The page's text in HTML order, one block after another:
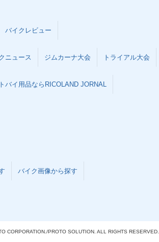
バイクレビュー
ニュース ジムカーナ大会 トライアル大会
バイ用品ならRICOLAND JORNAL
バイク画像から探す
CORPORATION./PROTO SOLUTION. ALL RIGHTS RESERVED.